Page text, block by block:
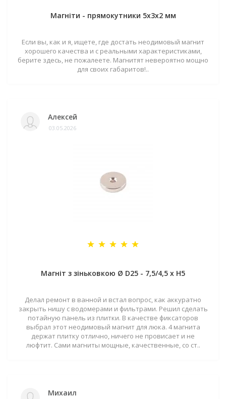
Магніти - прямокутники 5x3x2 мм
Если вы, как и я, ищете, где достать неодимовый магнит
хорошего качества и с реальными характеристиками,
берите здесь, не пожалеете. Магнитят невероятно мощно
для своих габаритов!..
Алексей
03.05.2026
Магніт з зіньковкою Ø D25 - 7,5/4,5 х H5
Делал ремонт в ванной и встал вопрос, как аккуратно
закрыть нишу с водомерами и фильтрами. Решил сделать
потайную панель из плитки. В качестве фиксаторов
выбрал этот неодимовый магнит для люка. 4 магнита
держат плитку отлично, ничего не провисает и не
люфтит. Сами магниты мощные, качественные, со ст..
Михаил